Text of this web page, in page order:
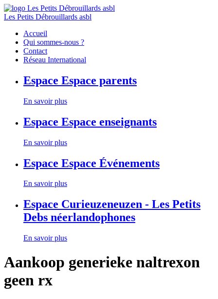
Les Petits Débrouillards asbl
Accueil
Qui sommes-nous ?
Contact
Réseau International
Espace Espace parents
En savoir plus
Espace Espace enseignants
En savoir plus
Espace Espace Événements
En savoir plus
Espace Curieuzeneuzen - Les Petits
Debs néerlandophones
En savoir plus
Aankoop generieke naltrexon
geen rx